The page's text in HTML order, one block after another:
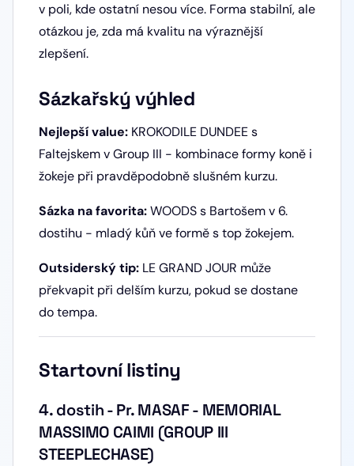
v poli, kde ostatní nesou více. Forma stabilní, ale
otázkou je, zda má kvalitu na výraznější
zlepšení.
Sázkařský výhled
Nejlepší value: KROKODILE DUNDEE s
Faltejskem v Group III - kombinace formy koně i
žokeje při pravděpodobně slušném kurzu.
Sázka na favorita:WOODS s Bartošem v 6.
dostihu - mladý kůň ve formě s top žokejem.
Outsiderský tip: LE GRAND JOUR může
překvapit při delším kurzu, pokud se dostane
do tempa.
Startovní listiny
4. dostih - Pr. MASAF - MEMORIAL
MASSIMO CAIMI (GROUP III
STEEPLECHASE)